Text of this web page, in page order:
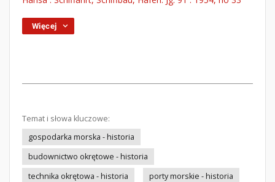
Więcej
Temat i słowa kluczowe:
gospodarka morska - historia
budownictwo okrętowe - historia
technika okrętowa - historia
porty morskie - historia